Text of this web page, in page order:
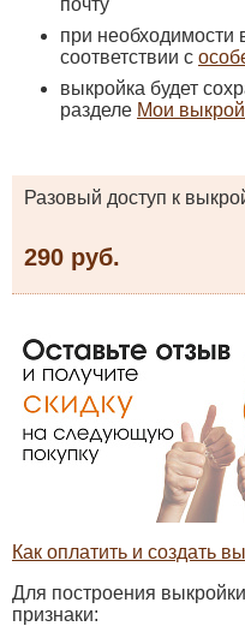
почту
при необходимости
соответствии с
выкройка будет
разделе Мои
Разовый доступ к
290 руб.
Как оплатить и создать
Для построения
признаки: